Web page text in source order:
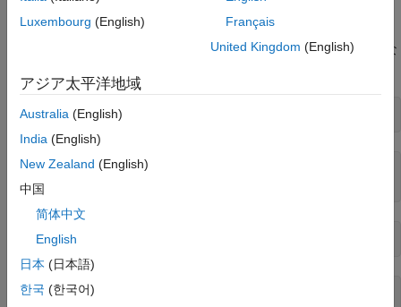
クライアント CPU および GPU
新しい MATLAB セッションで、MATLAB は CPU と GPU で異な
Rc = rand(1,4)
Rc =
    0.8147    0.9058    0.1270    0.9134
Rg = rand(1,4,
Rg =
Luxembourg (English)
Français
United Kingdom (English)
アジア太平洋地域
Australia (English)
India (English)
New Zealand (English)
中国
简体中文
English
日本 (日本語)
한국 (한국어)